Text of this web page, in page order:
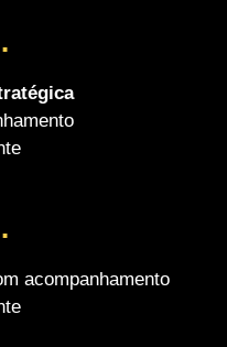
acompanhamento